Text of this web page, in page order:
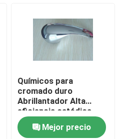
Químicos para
cromado duro
Abrillantador Alta
eficiencia catódica
KCR-25
Mejor precio